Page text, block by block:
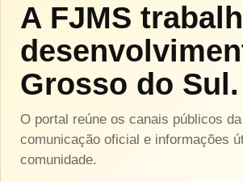
A FJMS
Grosso do Sul.
O portal reúne os canais públicos
comunicação oficial e informações
comunidade.